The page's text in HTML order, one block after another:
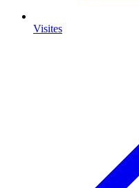
Visites